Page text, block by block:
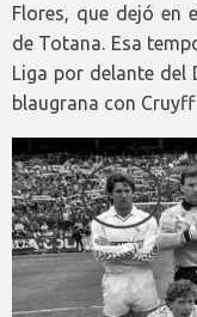
Flores, que dejó en
de Totana. Esa
Liga por delante del
blaugrana con